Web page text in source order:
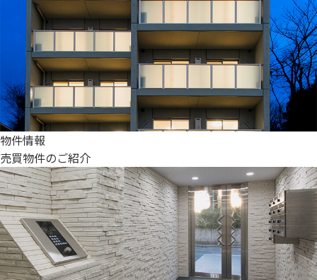
物件情報
売買物件のご紹介